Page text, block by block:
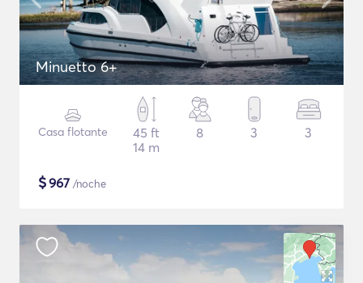
Minuetto 6+
Casa flotante
45 ft
14 m
8 3 3
$967 /noche